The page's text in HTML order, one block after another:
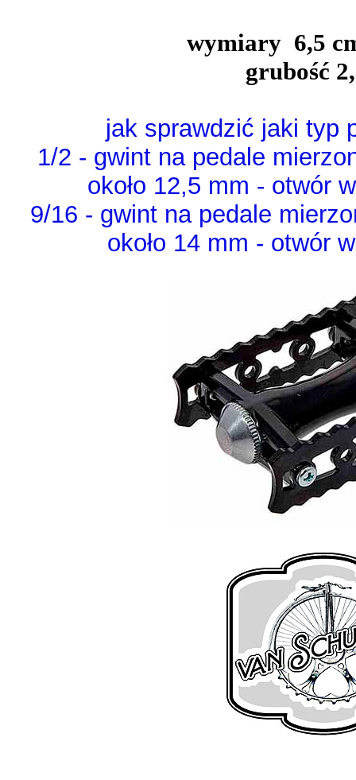
wymiary 6,5
grubość
jak sprawdzić jaki typ
1/2 - gwint na pedale
około 12,5 mm - otwór
9/16 - gwint na pedale
około 14 mm - otwór